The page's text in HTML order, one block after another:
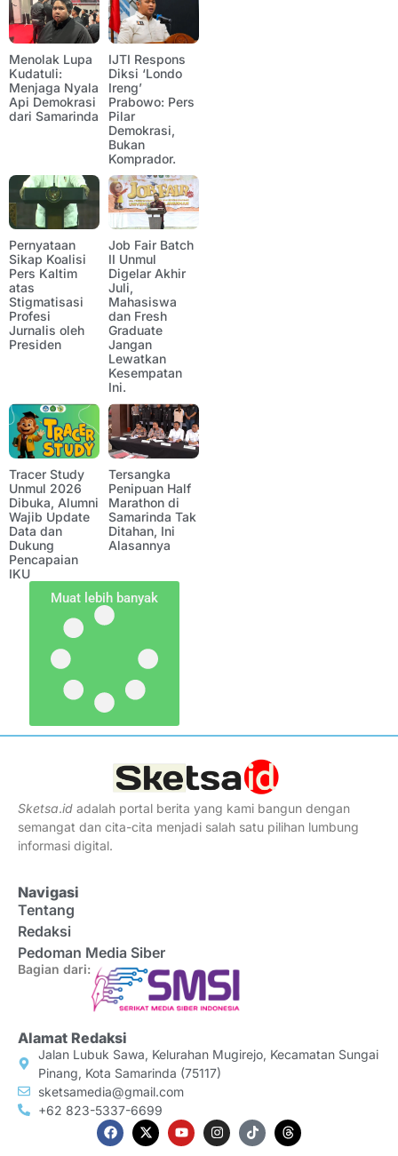
Menolak Lupa
Kudatuli:
Menjaga Nyala
Api Demokrasi
dari Samarinda
IJTI Respons
Diksi ‘Londo
Ireng’
Prabowo: Pers
Pilar
Demokrasi,
Bukan
Komprador.
Pernyataan
Sikap Koalisi
Pers Kaltim
atas
Stigmatisasi
Profesi
Jurnalis oleh
Presiden
Job Fair Batch
II Unmul
Digelar Akhir
Juli,
Mahasiswa
dan Fresh
Graduate
Jangan
Lewatkan
Kesempatan
Ini.
Tracer Study
Unmul 2026
Dibuka, Alumni
Wajib Update
Data dan
Dukung
Pencapaian
IKU
Tersangka
Penipuan Half
Marathon di
Samarinda Tak
Ditahan, Ini
Alasannya
Muat lebih banyak
Sketsa.id adalah portal berita yang kami bangun dengan
semangat dan cita-cita menjadi salah satu pilihan lumbung
informasi digital.
Navigasi
Tentang
Redaksi
Pedoman Media Siber
Bagian dari:
Alamat Redaksi
Jalan Lubuk Sawa, Kelurahan Mugirejo, Kecamatan Sungai
Pinang, Kota Samarinda (75117)
sketsamedia@gmail.com
+62 823-5337-6699